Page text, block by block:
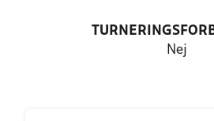
Nej